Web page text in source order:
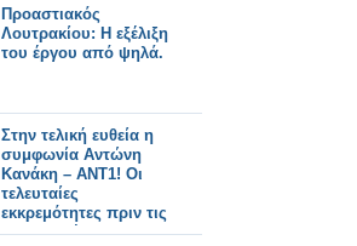
Προαστιακός
Λουτρακίου: Η εξέλιξη
του έργου από ψηλά.
Στην τελική ευθεία η
συμφωνία Αντώνη
Κανάκη – ΑΝΤ1! Οι
τελευταίες
εκκρεμότητες πριν τις
υπογραφές...